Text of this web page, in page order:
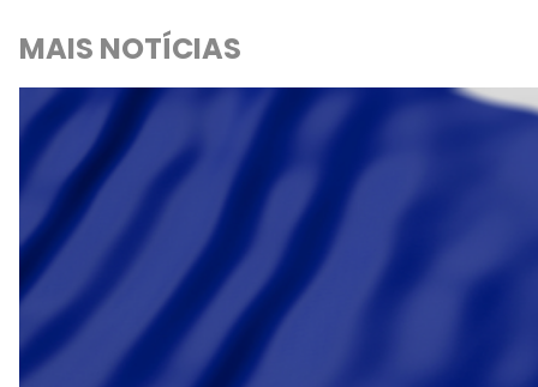
MAIS NOTÍCIAS